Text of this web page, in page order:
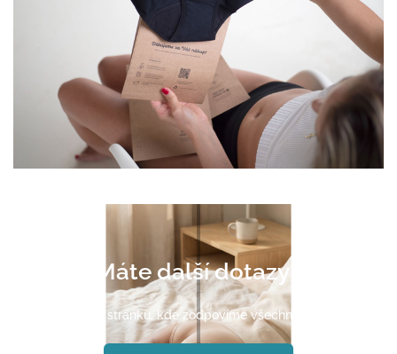
Máte další dotazy?
Navštivte naši stránku, kde zodpovíme všechny Vaše otázky.